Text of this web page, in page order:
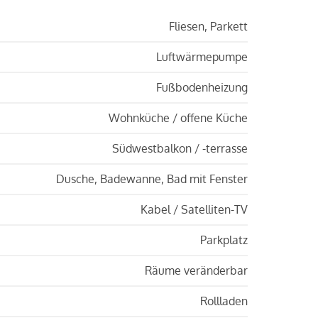
Fliesen, Parkett
Luftwärmepumpe
Fußbodenheizung
Wohnküche / offene Küche
Südwestbalkon / -terrasse
Dusche, Badewanne, Bad mit Fenster
Kabel / Satelliten-TV
Parkplatz
Räume veränderbar
Rollladen